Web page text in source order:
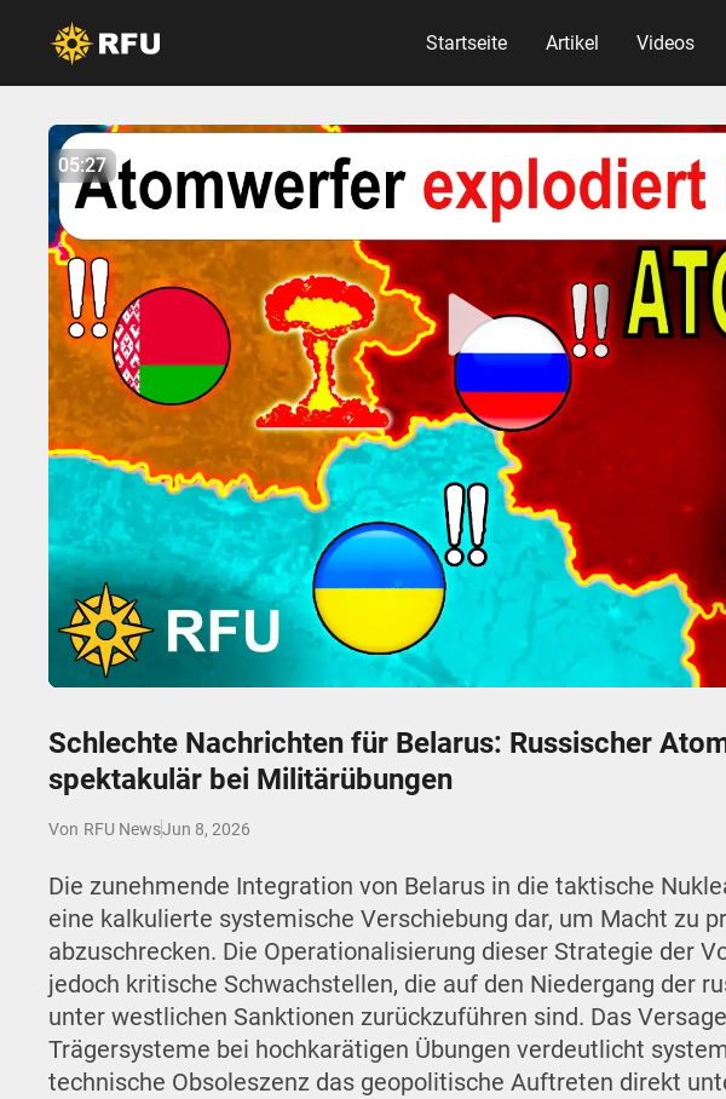
Startseite Artikel Videos
Play
No items found.
05:27
Schlechte Nachrichten für Belarus: Russischer
spektakulär bei Militärübungen
Von RFU NewsJun 8, 2026
Die zunehmende Integration von Belarus in die taktische
eine kalkulierte systemische Verschiebung dar, um Macht zu
abzuschrecken. Die Operationalisierung dieser Strategie der
jedoch kritische Schwachstellen, die auf den Niedergang der
unter westlichen Sanktionen zurückzuführen sind. Das
Trägersysteme bei hochkarätigen Übungen verdeutlicht
technische Obsoleszenz das geopolitische Auftreten direkt